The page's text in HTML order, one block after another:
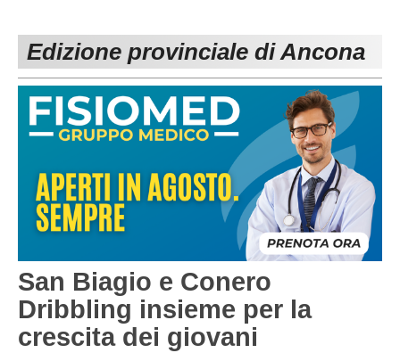
Carica la tua Rosa
1^ CATEGORIA
2^ CATEGORIA
3^ CATEGORIA
Edizione provinciale di Ancona
San Biagio e Conero
Dribbling insieme per la
crescita dei giovani